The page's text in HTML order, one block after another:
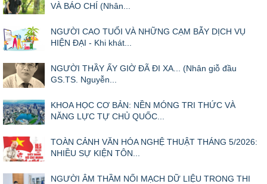
VÀ BÁO CHÍ (Nhân...
NGƯỜI CAO TUỔI VÀ NHỮNG CẠM BẪY DỊCH VỤ
HIỆN ĐẠI - Khi khát...
NGƯỜI THẦY ẤY GIỜ ĐÃ ĐI XA... (Nhân giỗ đầu
GS.TS. Nguyễn...
KHOA HỌC CƠ BẢN: NỀN MÓNG TRI THỨC VÀ
NĂNG LỰC TỰ CHỦ QUỐC...
TOÀN CẢNH VĂN HÓA NGHỆ THUẬT THÁNG 5/2026:
NHIỀU SỰ KIỆN TÔN...
NGƯỜI ÂM THẦM NỐI MẠCH DỮ LIỆU TRONG THI